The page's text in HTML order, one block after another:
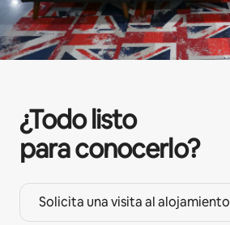
¿Todo listo
para conocerlo?
Solicita una visita al alojamiento